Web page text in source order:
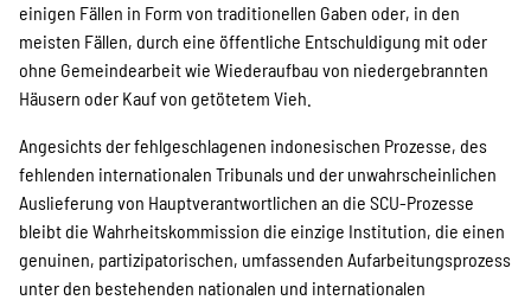
einigen Fällen in Form von traditionellen Gaben oder, in den
meisten Fällen, durch eine öffentliche Entschuldigung mit oder
ohne Gemeindearbeit wie Wiederaufbau von niedergebrannten
Häusern oder Kauf von getötetem Vieh.
Angesichts der fehlgeschlagenen indonesischen Prozesse, des
fehlenden internationalen Tribunals und der unwahrscheinlichen
Auslieferung von Hauptverantwortlichen an die SCU-Prozesse
bleibt die Wahrheitskommission die einzige Institution, die einen
genuinen, partizipatorischen, umfassenden Aufarbeitungsprozess
unter den bestehenden nationalen und internationalen